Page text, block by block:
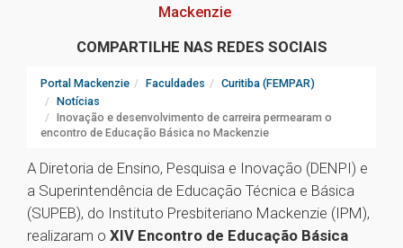
Mackenzie
COMPARTILHE NAS REDES SOCIAIS
Portal Mackenzie Faculdades
Curitiba (FEMPAR)
Notícias
Inovação e desenvolvimento de carreira permearam o
encontro de Educação Básica no Mackenzie
A Diretoria de Ensino, Pesquisa e Inovação (DENPI) e
a Superintendência de Educação Técnica e Básica
(SUPEB), do Instituto Presbiteriano Mackenzie (IPM),
realizaram o XIV Encontro de Educação Básica